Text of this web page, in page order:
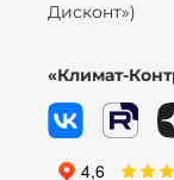
Дисконт»)
«Климат-